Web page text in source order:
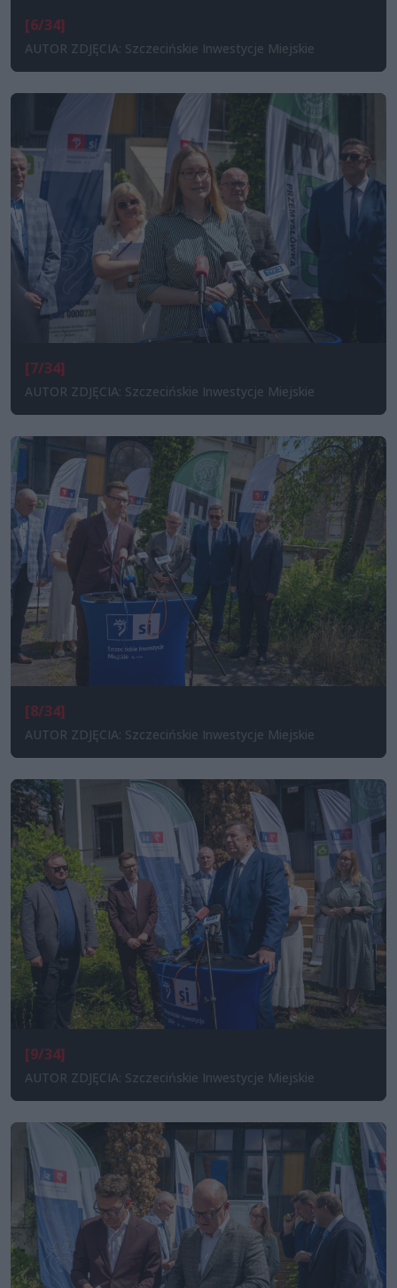
[6/34]
AUTOR ZDJĘCIA: Szczecińskie Inwestycje Miejskie
[7/34]
AUTOR ZDJĘCIA: Szczecińskie Inwestycje Miejskie
[8/34]
AUTOR ZDJĘCIA: Szczecińskie Inwestycje Miejskie
[9/34]
AUTOR ZDJĘCIA: Szczecińskie Inwestycje Miejskie